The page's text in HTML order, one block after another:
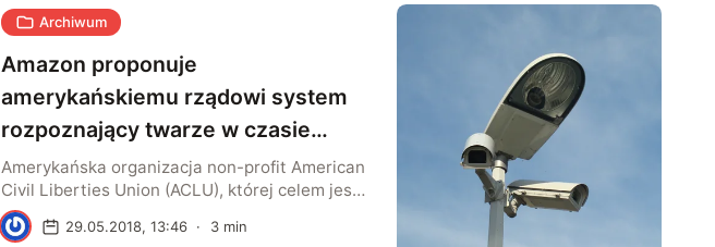
niepełnosprawnej.
Archiwum
Amazon proponuje
amerykańskiemu rządowi system
rozpoznający twarze w czasie
rzeczywistym
Amerykańska organizacja non-profit American
Civil Liberties Union (ACLU), której celem jest
ochrona praw obywatelskich gwarantowanych
przez konstytucję, nagłaśnia medialnie
W 29.05.2018, 13:46 · 3min